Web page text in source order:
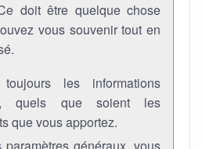
doit être quelque chose
vous souvenir tout en
toujours les informations
quels que soient les
que vous apportez.